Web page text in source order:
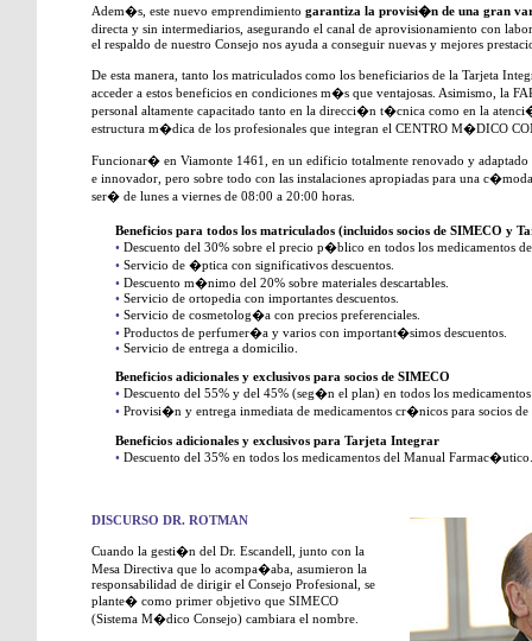
Adem�s, este nuevo emprendimiento garantiza la provisi�n de una gran
directa y sin intermediarios, asegurando el canal de aprovisionamiento con
el respaldo de nuestro Consejo nos ayuda a conseguir nuevas y mejores
De esta manera, tanto los matriculados como los beneficiarios de la Tarjeta
acceder a estos beneficios en condiciones m�s que ventajosas. Asimismo, la
personal altamente capacitado tanto en la direcci�n t�cnica como en la
estructura m�dica de los profesionales que integran el CENTRO M�DICO
Funcionar� en Viamonte 1461, en un edificio totalmente renovado y
e innovador, pero sobre todo con las instalaciones apropiadas para una
ser� de lunes a viernes de 08:00 a 20:00 horas.
Beneficios para todos los matriculados (incluidos socios de SIMECO y
• Descuento del 30% sobre el precio p�blico en todos los medicamentos
• Servicio de �ptica con significativos descuentos.
• Descuento m�nimo del 20% sobre materiales descartables.
• Servicio de ortopedia con importantes descuentos.
• Servicio de cosmetolog�a con precios preferenciales.
• Productos de perfumer�a y varios con important�simos descuentos.
• Servicio de entrega a domicilio.
Beneficios adicionales y exclusivos para socios de SIMECO
• Descuento del 55% y del 45% (seg�n el plan) en todos los
• Provisi�n y entrega inmediata de medicamentos cr�nicos para socios de
Beneficios adicionales y exclusivos para Tarjeta Integrar
• Descuento del 35% en todos los medicamentos del Manual Farmac�utico.
DISCURSO DR. ROTMAN
Cuando la gesti�n del Dr. Escandell, junto con la
Mesa Directiva que lo acompa�aba, asumieron la
responsabilidad de dirigir el Consejo Profesional, se
plante� como primer objetivo que SIMECO
(Sistema M�dico Consejo) cambiara el nombre.